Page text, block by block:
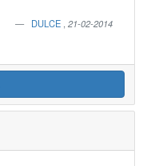
DULCE 21-02-2014